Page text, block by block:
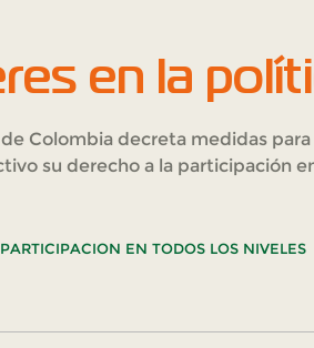
en la
Colombia decreta medidas
su derecho a la participación
EN TODOS LOS NIVELES